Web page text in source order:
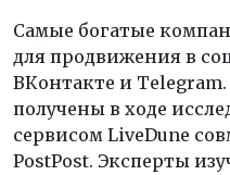
Самые богатые
для продвижения в
ВКонтакте и
получены в ходе
сервисом LiveDune
PostPost. Эксперты